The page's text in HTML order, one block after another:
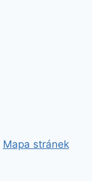
Mapa stránek